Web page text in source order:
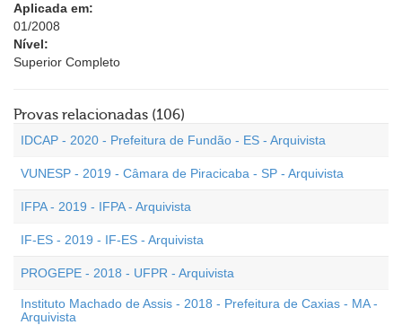
Aplicada em:
01/2008
Nível:
Superior Completo
Provas relacionadas (106)
IDCAP - 2020 - Prefeitura de Fundão - ES - Arquivista
VUNESP - 2019 - Câmara de Piracicaba - SP - Arquivista
IFPA - 2019 - IFPA - Arquivista
IF-ES - 2019 - IF-ES - Arquivista
PROGEPE - 2018 - UFPR - Arquivista
Instituto Machado de Assis - 2018 - Prefeitura de Caxias - MA -
Arquivista